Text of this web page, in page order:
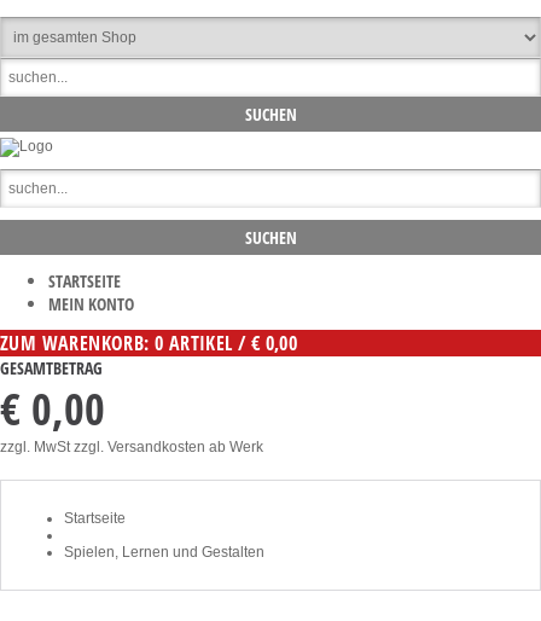
STARTSEITE
MEIN KONTO
ZUM WARENKORB: 0 ARTIKEL / € 0,00
GESAMTBETRAG
€ 0,00
zzgl. MwSt zzgl. Versandkosten ab Werk
Startseite
Spielen, Lernen und Gestalten